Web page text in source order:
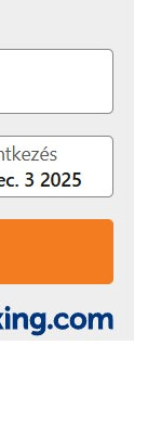
korszerű, jó
van
az autó
a
öten
hangfal, a
akkor az
kell